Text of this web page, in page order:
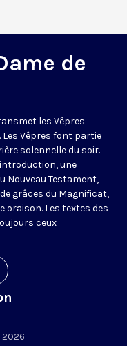
de
les Vêpres
Les Vêpres font partie
solennelle du soir.
une
Nouveau Testament,
grâces du Magnificat,
oraison. Les textes des
ceux
2026